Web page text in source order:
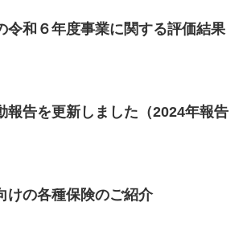
令和６年度事業に関する評価結果
報告を更新しました（2024年報告
けの各種保険のご紹介